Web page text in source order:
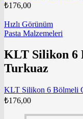
₺176,00
Hızlı Görünüm
Pasta Malzemeleri
KLT Silikon 6
Turkuaz
KLT Silikon 6 Bölmeli
₺176,00